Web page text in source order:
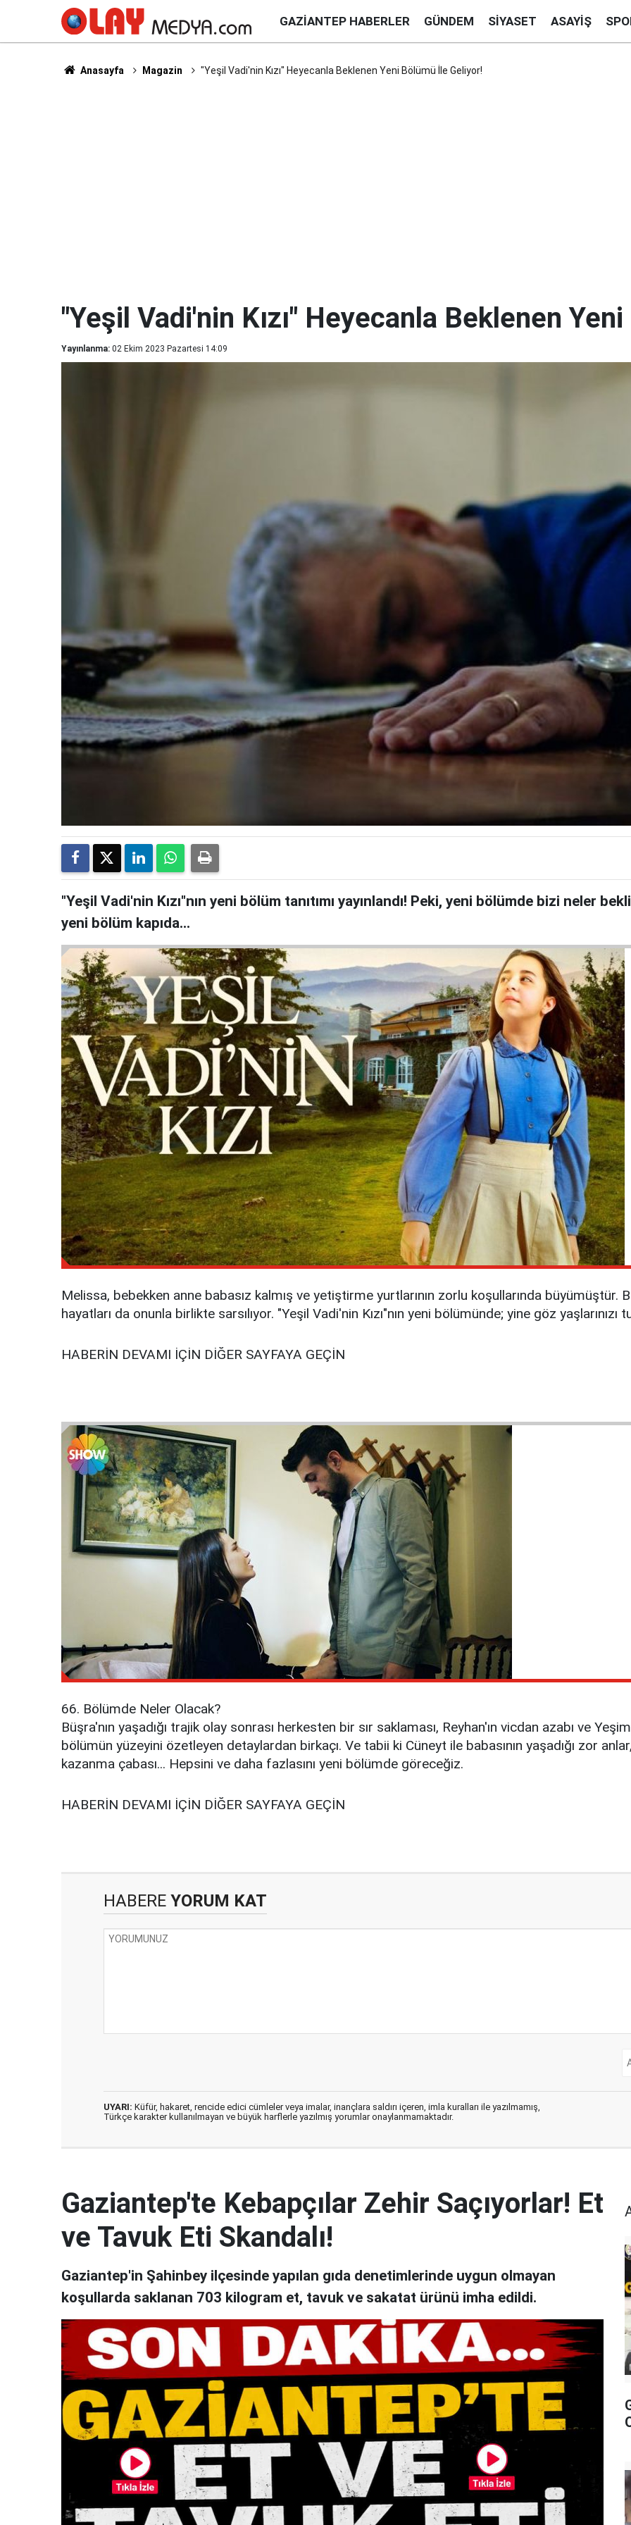
GAZIANTEP HABERLER GÜNDEM SIYASET ASAYIŞ
Anasayfa Magazin "Yeşil Vadi'nin Kızı" Heyecanla Beklenen Yeni Bölümü İle Geliyor!
"Yeşil Vadi'nin Kızı" Heyecanla Beklenen
Yayınlanma: 02 Ekim 2023 Pazartesi 14:09
"Yeşil Vadi'nin Kızı"nın yeni bölüm tanıtımı yayınlandı! Peki, yeni bölümde bizi neler
yeni bölüm kapıda...
Melissa, bebekken anne babasız kalmış ve yetiştirme yurtlarının zorlu koşullarında
hayatları da onunla birlikte sarsılıyor. "Yeşil Vadi'nin Kızı"nın yeni bölümünde; yine göz yaşlarınızı
HABERİN DEVAMI İÇİN DİĞER SAYFAYA GEÇİN
66. Bölümde Neler Olacak?
Büşra'nın yaşadığı trajik olay sonrası herkesten bir sır saklaması, Reyhan'ın vicdan azabı ve
bölümün yüzeyini özetleyen detaylardan birkaçı. Ve tabii ki Cüneyt ile babasının yaşadığı zor
kazanma çabası... Hepsini ve daha fazlasını yeni bölümde göreceğiz.
HABERİN DEVAMI İÇİN DİĞER SAYFAYA GEÇİN
HABERE YORUM KAT
UYARI: Küfür, hakaret, rencide edici cümleler veya imalar, inançlara saldırı içeren, imla kuralları ile yazılmamış,
Türkçe karakter kullanılmayan ve büyük harflerle yazılmış yorumlar onaylanmamaktadır.
Gaziantep'te Kebapçılar Zehir Saçıyorlar! Et
ve Tavuk Eti Skandalı!
Gaziantep'in Şahinbey ilçesinde yapılan gıda denetimlerinde uygun olmayan
koşullarda saklanan 703 kilogram et, tavuk ve sakatat ürünü imha edildi.